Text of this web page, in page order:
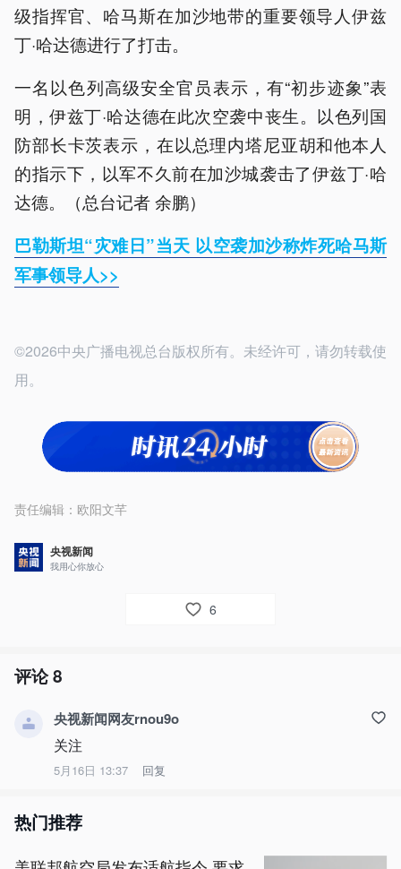
级指挥官、哈马斯在加沙地带的重要领导人伊兹
丁·哈达德进行了打击。
一名以色列高级安全官员表示，有“初步迹象”表
明，伊兹丁·哈达德在此次空袭中丧生。以色列国
防部长卡茨表示，在以总理内塔尼亚胡和他本人
的指示下，以军不久前在加沙城袭击了伊兹丁·哈
达德。（总台记者 余鹏）
巴勒斯坦“灾难日”当天 以空袭加沙称炸死哈马斯
军事领导人>>
©2026中央广播电视总台版权所有。未经许可，请勿转载使
用。
责任编辑： 欧阳文芊
央视新闻
我用心你放心
6
评论8
央视新闻网友rnou9o
关注
5月16日 13:37 回复
热门推荐